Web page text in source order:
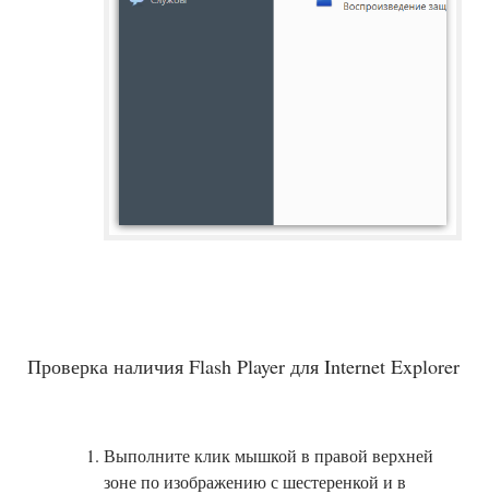
Проверка наличия Flash Player для Internet Explorer
Выполните клик мышкой в правой верхней
зоне по изображению с шестеренкой и в